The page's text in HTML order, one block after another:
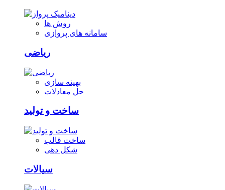
روش ها
سامانه های پروازی
ریاضی
بهینه سازی
حل معادلات
ساخت و تولید
ساخت قالب
شکل دهی
سیالات